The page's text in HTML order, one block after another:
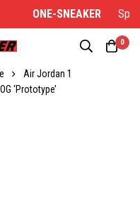
ONE-SNEAKER
0
Air Jordan 1
‘Prototype’